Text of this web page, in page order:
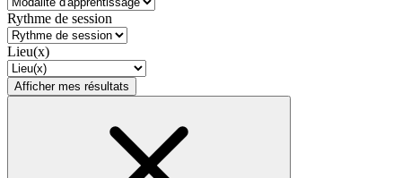
Rythme de session
Lieu(x)
Afficher mes résultats